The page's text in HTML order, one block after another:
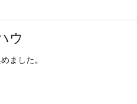
ウ
ました。